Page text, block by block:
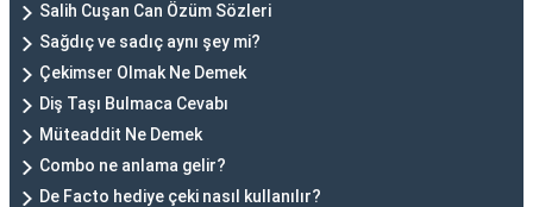
Salih Cuşan Can Özüm Sözleri
Sağdıç ve sadıç aynı şey mi?
Çekimser Olmak Ne Demek
Diş Taşı Bulmaca Cevabı
Müteaddit Ne Demek
Combo ne anlama gelir?
De Facto hediye çeki nasıl kullanılır?